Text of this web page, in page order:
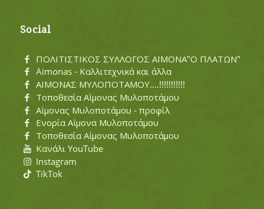
Social
ΠΟΛΙΤΙΣΤΙΚΟΣ ΣΥΛΛΟΓΟΣ ΑΪΜΟΝΑ"Ο ΠΛΑΤΩΝ"
Aimonas - Καλλιτεχνικά και άλλα
ΑΪΜΟΝΑΣ ΜΥΛΟΠΟΤΑΜΟΥ....!!!!!!!!!!!
Τοποθεσία Αΐμονας Μυλοποτάμου
Αΐμονας Μυλοποτάμου - προφίλ
Ενορία Αΐμονα Μυλοποτάμου
Τοποθεσία Αΐμονας Μυλοποτάμου
Κανάλι YouTube
Instagram
TikTok